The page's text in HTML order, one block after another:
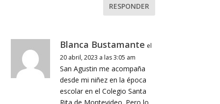
RESPONDER
Blanca Bustamante el
20 abril, 2023 a las 3:05 am
San Agustin me acompaña
desde mi niñez en la época
escolar en el Colegio Santa